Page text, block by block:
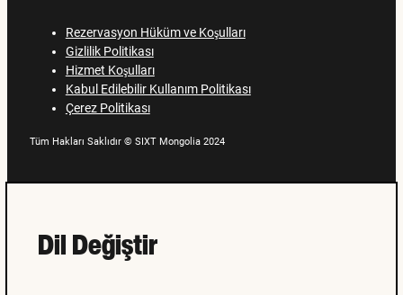
Rezervasyon Hüküm ve Koşulları
Gizlilik Politikası
Hizmet Koşulları
Kabul Edilebilir Kullanım Politikası
Çerez Politikası
Tüm Hakları Saklıdır © SIXT Mongolia 2024
Dil Değiştir